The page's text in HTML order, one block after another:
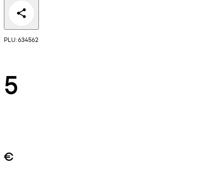
PLU: 634562
5
€